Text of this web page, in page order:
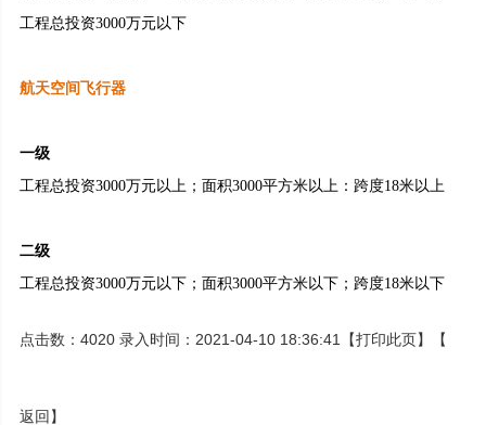
工程总投资3000万元以下
航天空间飞行器
一级
工程总投资3000万元以上；面积3000平方米以上：跨度18米以上
二级
工程总投资3000万元以下；面积3000平方米以下；跨度18米以下
点击数：4020 录入时间：2021-04-10 18:36:41【打印此页】【
返回 】